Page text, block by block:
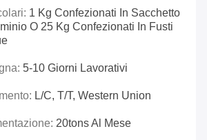
1 Kg Confezionati In Sacchetto
O 25 Kg Confezionati In Fusti
5-10 Giorni Lavorativi
L/C, T/T, Western Union
20tons Al Mese